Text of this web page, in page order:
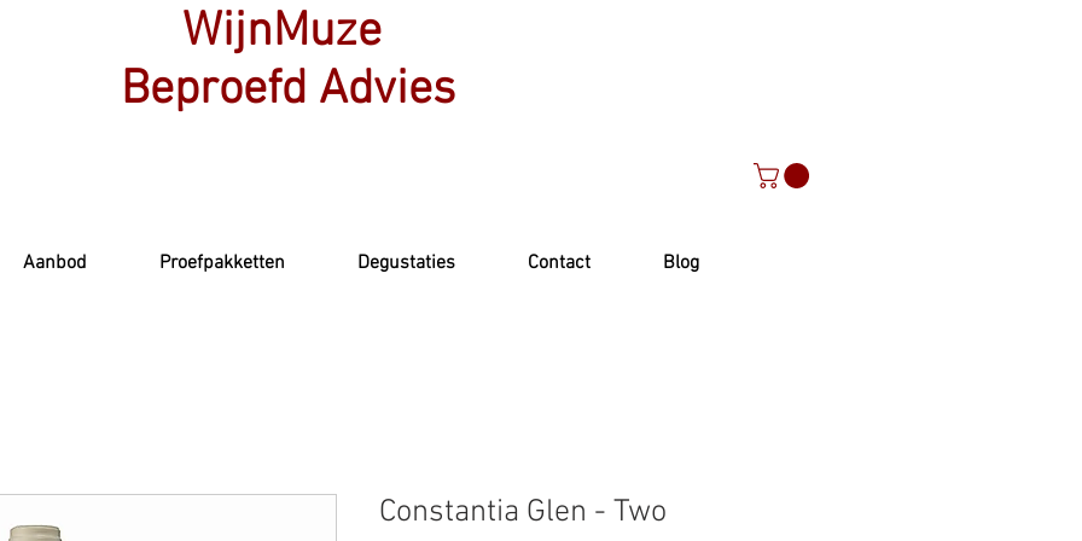
WijnMuze
Beproefd Advies
Aanbod Proefpakketten Degustaties Contact Blog
Constantia Glen - Two